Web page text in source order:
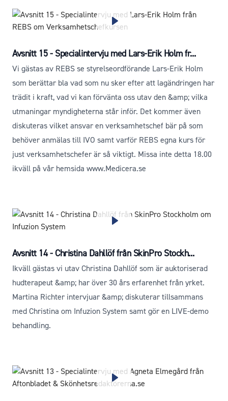
Avsnitt 15 - Specialintervju med Lars-Erik Holm fr...
Vi gästas av REBS se styrelseordförande Lars-Erik Holm
som berättar bla vad som nu sker efter att lagändringen har
trädit i kraft, vad vi kan förvänta oss utav den &amp; vilka
utmaningar myndigheterna står inför. Det kommer även
diskuteras vilket ansvar en verksamhetschef bär på som
behöver anmälas till IVO samt varför REBS egna kurs för
just verksamhetschefer är så viktigt. Missa inte detta 18.00
ikväll på vår hemsida www.Medicera.se
Avsnitt 14 - Christina Dahllöf från SkinPro Stockh...
Ikväll gästas vi utav Christina Dahllöf som är auktoriserad
hudterapeut &amp; har över 30 års erfarenhet från yrket.
Martina Richter intervjuar &amp; diskuterar tillsammans
med Christina om Infuzion System samt gör en LIVE-demo
behandling.